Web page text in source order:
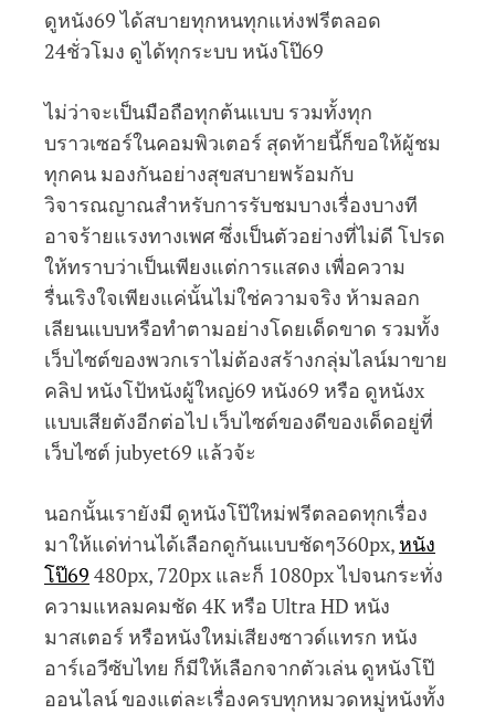
ดูหนัง69 ได้สบายทุกหนทุกแห่งฟรีตลอด
24ชั่วโมง ดูได้ทุกระบบ หนังโป๊69
ไม่ว่าจะเป็นมือถือทุกต้นแบบ รวมทั้งทุก
บราวเซอร์ในคอมพิวเตอร์ สุดท้ายนี้ก็ขอให้ผู้ชม
ทุกคน มองกันอย่างสุขสบายพร้อมกับ
วิจารณญาณสำหรับการรับชมบางเรื่องบางที
อาจร้ายแรงทางเพศ ซึ่งเป็นตัวอย่างที่ไม่ดี โปรด
ให้ทราบว่าเป็นเพียงแต่การแสดง เพื่อความ
รื่นเริงใจเพียงแค่นั้นไม่ใช่ความจริง ห้ามลอก
เลียนแบบหรือทำตามอย่างโดยเด็ดขาด รวมทั้ง
เว็บไซต์ของพวกเราไม่ต้องสร้างกลุ่มไลน์มาขาย
คลิป หนังโป้หนังผู้ใหญ่69 หนัง69 หรือ ดูหนังx
แบบเสียตังอีกต่อไป เว็บไซต์ของดีของเด็ดอยู่ที่
เว็บไซต์ jubyet69 แล้วจ้ะ
นอกนั้นเรายังมี ดูหนังโป๊ใหม่ฟรีตลอดทุกเรื่อง
มาให้แด่ท่านได้เลือกดูกันแบบชัดๆ360px, หนัง
โป๊69 480px, 720px และก็ 1080px ไปจนกระทั่ง
ความแหลมคมชัด 4K หรือ Ultra HD หนัง
มาสเตอร์ หรือหนังใหม่เสียงซาวด์แทรก หนัง
อาร์เอวีซับไทย ก็มีให้เลือกจากตัวเล่น ดูหนังโป๊
ออนไลน์ ของแต่ละเรื่องครบทุกหมวดหมู่หนังทั้ง